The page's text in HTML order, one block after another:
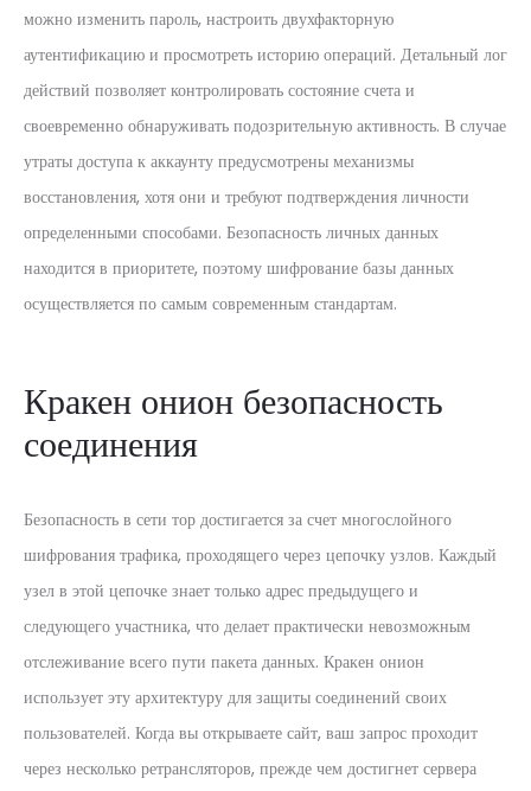
можно изменить пароль, настроить двухфакторную
аутентификацию и просмотреть историю операций. Детальный лог
действий позволяет контролировать состояние счета и
своевременно обнаруживать подозрительную активность. В случае
утраты доступа к аккаунту предусмотрены механизмы
восстановления, хотя они и требуют подтверждения личности
определенными способами. Безопасность личных данных
находится в приоритете, поэтому шифрование базы данных
осуществляется по самым современным стандартам.
Кракен онион безопасность
соединения
Безопасность в сети тор достигается за счет многослойного
шифрования трафика, проходящего через цепочку узлов. Каждый
узел в этой цепочке знает только адрес предыдущего и
следующего участника, что делает практически невозможным
отслеживание всего пути пакета данных. Кракен онион
использует эту архитектуру для защиты соединений своих
пользователей. Когда вы открываете сайт, ваш запрос проходит
через несколько ретрансляторов, прежде чем достигнет сервера